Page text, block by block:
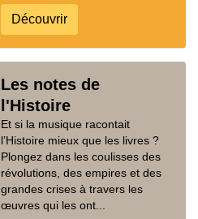
Découvrir
Les notes de
l'Histoire
Et si la musique racontait
l’Histoire mieux que les livres ?
Plongez dans les coulisses des
révolutions, des empires et des
grandes crises à travers les
œuvres qui les ont...